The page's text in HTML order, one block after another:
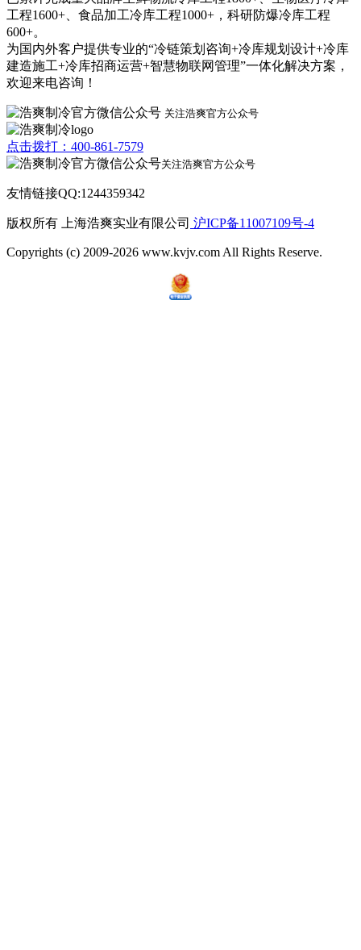
工程1600+、食品加工冷库工程1000+，科研防爆冷库工程
600+。
为国内外客户提供专业的“冷链策划咨询+冷库规划设计+冷库
建造施工+冷库招商运营+智慧物联网管理”一体化解决方案，
欢迎来电咨询！
关注浩爽官方公众号
点击拨打：400-861-7579
关注浩爽官方公众号
友情链接QQ:1244359342
版权所有 上海浩爽实业有限公司 沪ICP备11007109号-4
Copyrights (c) 2009-2026 www.kvjv.com All Rights Reserve.